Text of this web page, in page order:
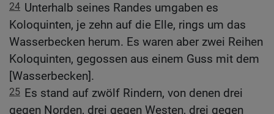
24 Unterhalb seines Randes umgaben es
Koloquinten, je zehn auf die Elle, rings um das
Wasserbecken herum. Es waren aber zwei Reihen
Koloquinten, gegossen aus einem Guss mit dem
[Wasserbecken].
25 Es stand auf zwölf Rindern, von denen drei
gegen Norden, drei gegen Westen, drei gegen